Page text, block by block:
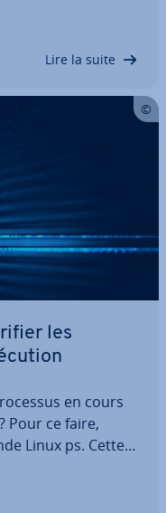
vides.
Lire la suite
les
en cours
Pour ce faire,
Linux ps. Cette